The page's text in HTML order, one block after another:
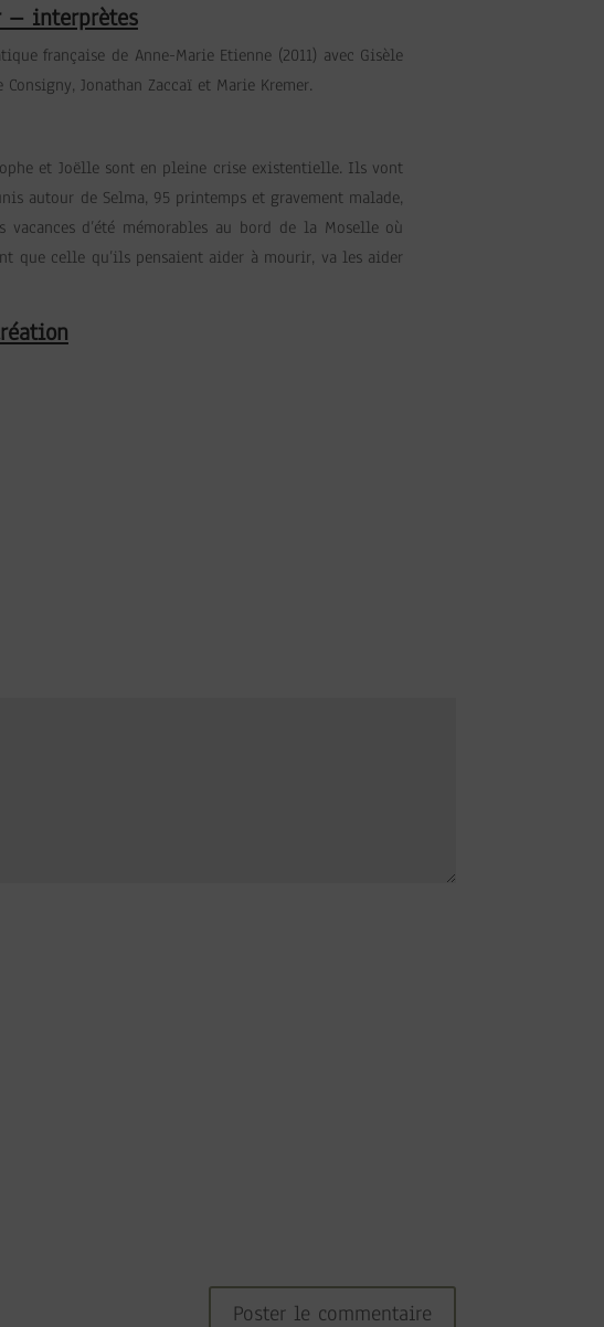
– interprètes
française de Anne-Marie Etienne (2011) avec Gisèle
Consigny, Jonathan Zaccaï et Marie Kremer.
et Joëlle sont en pleine crise existentielle. Ils vont
autour de Selma, 95 printemps et gravement malade,
vacances d’été mémorables au bord de la Moselle où
que celle qu’ils pensaient aider à mourir, va les aider